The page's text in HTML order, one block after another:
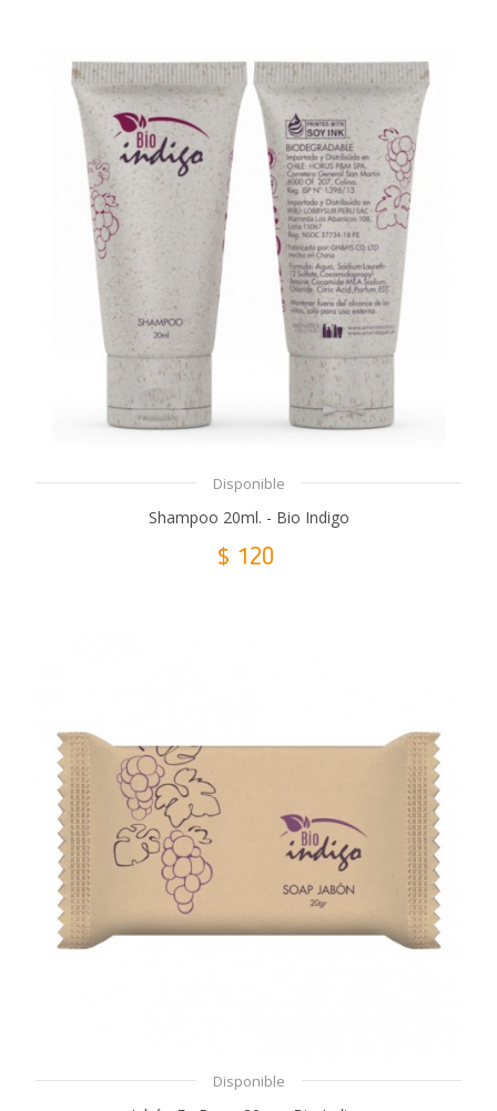
Disponible
Shampoo 20ml. - Bio Indigo
$ 120
Disponible